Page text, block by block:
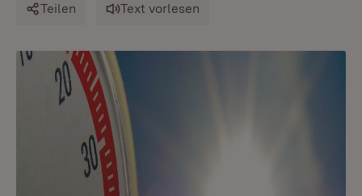
Teilen Text vorlesen